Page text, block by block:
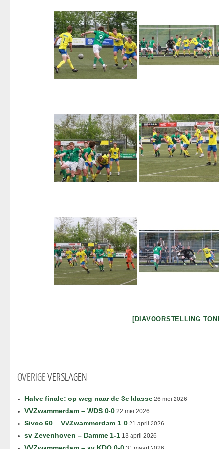
[DIAVOORSTELLING
OVERIGEVERSLAGEN
Halve finale: op weg naar de 3e klasse 26 mei 2026
VVZwammerdam – WDS 0-0 22 mei 2026
Siveo’60 – VVZwammerdam 1-0 21 april 2026
sv Zevenhoven – Damme 1-1 13 april 2026